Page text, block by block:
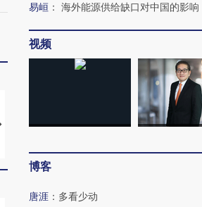
马航飞行员跨国走私7万
视线｜被称为“蟑螂”的印
育部长拱下台
易峘 ： 海外能源供给缺口对中国的影响
视频
博客
唐涯 ： 多看少动